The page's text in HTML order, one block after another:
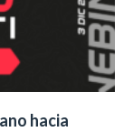
hacia